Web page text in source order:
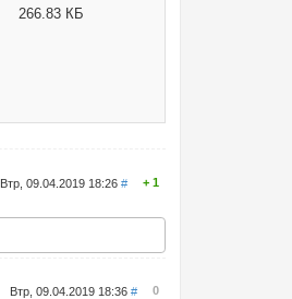
266.83 КБ
Втр, 09.04.2019 18:26# 1
Втр, 09.04.2019 18:36# 0